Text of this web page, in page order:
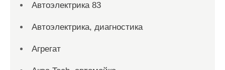
Автоэлектрика 83
Автоэлектрика, диагностика
Агрегат